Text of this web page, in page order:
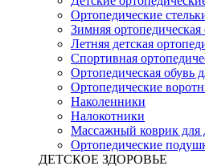
Ортопедические
Зимняя ортопедическая
Летняя детская
Спортивная
Ортопедическая обувь
Ортопедические
Наколенники
Налокотники
Массажный коврик для
Ортопедические
ДЕТСКОЕ ЗДОРОВЬЕ